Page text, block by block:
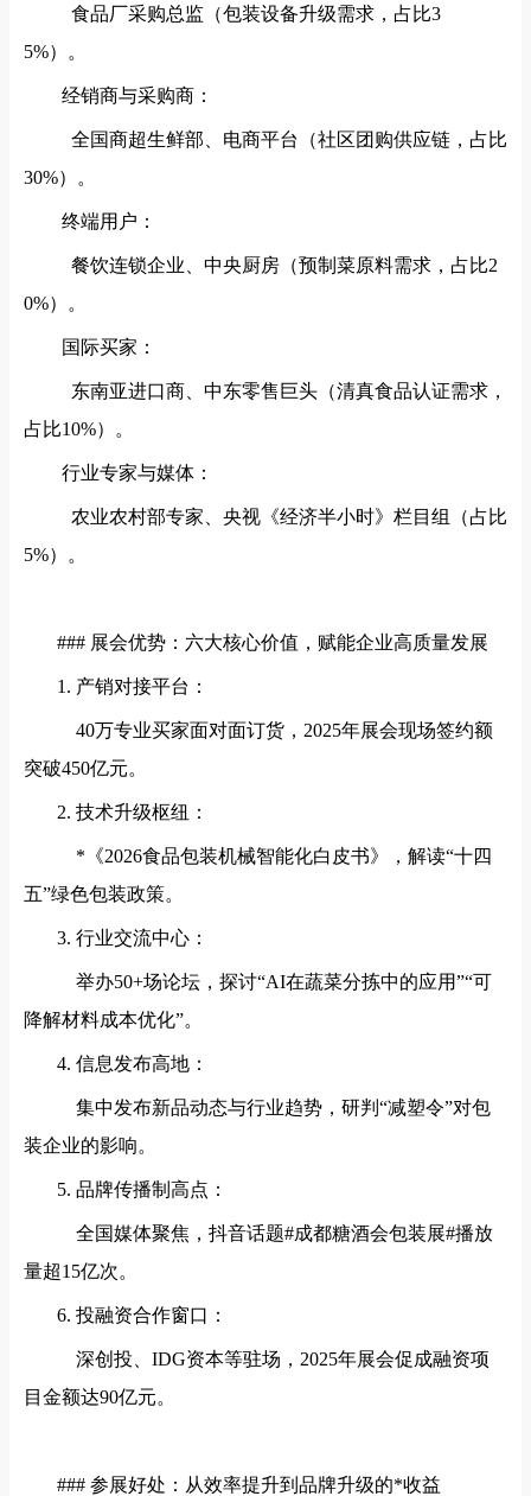
食品厂采购总监（包装设备升级需求，占比3
5%）。
经销商与采购商：
全国商超生鲜部、电商平台（社区团购供应链，占比
30%）。
终端用户：
餐饮连锁企业、中央厨房（预制菜原料需求，占比2
0%）。
国际买家：
东南亚进口商、中东零售巨头（清真食品认证需求，
占比10%）。
行业专家与媒体：
农业农村部专家、央视《经济半小时》栏目组（占比
5%）。
### 展会优势：六大核心价值，赋能企业高质量发展
1. 产销对接平台：
40万专业买家面对面订货，2025年展会现场签约额
突破450亿元。
2. 技术升级枢纽：
*《2026食品包装机械智能化白皮书》，解读“十四
五”绿色包装政策。
3. 行业交流中心：
举办50+场论坛，探讨“AI在蔬菜分拣中的应用”“可
降解材料成本优化”。
4. 信息发布高地：
集中发布新品动态与行业趋势，研判“减塑令”对包
装企业的影响。
5. 品牌传播制高点：
全国媒体聚焦，抖音话题#成都糖酒会包装展#播放
量超15亿次。
6. 投融资合作窗口：
深创投、IDG资本等驻场，2025年展会促成融资项
目金额达90亿元。
### 参展好处：从效率提升到品牌升级的*收益